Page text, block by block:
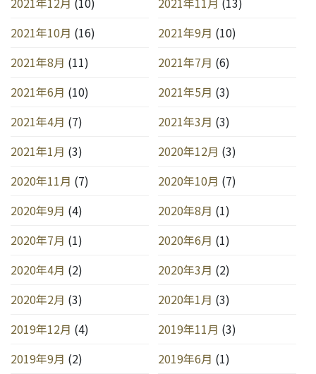
2021年10月 (16) 2021年9月 (10)
2021年8月 (11) 2021年7月 (6)
2021年6月 (10) 2021年5月 (3)
2021年4月 (7) 2021年3月 (3)
2021年1月 (3) 2020年12月 (3)
2020年11月 (7) 2020年10月 (7)
2020年9月 (4) 2020年8月 (1)
2020年7月 (1) 2020年6月 (1)
2020年4月 (2) 2020年3月 (2)
2020年2月 (3) 2020年1月 (3)
2019年12月 (4) 2019年11月 (3)
2019年9月 (2) 2019年6月 (1)